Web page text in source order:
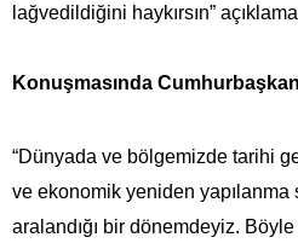
lağvedildiğini haykırsın”
Konuşmasında
“Dünyada ve bölgemizde tarihi
ve ekonomik yeniden yapılanma
aralandığı bir dönemdeyiz.